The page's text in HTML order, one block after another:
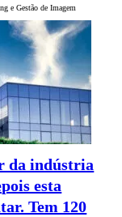
e Gestão de Imagem
da indústria
esta
Tem 120